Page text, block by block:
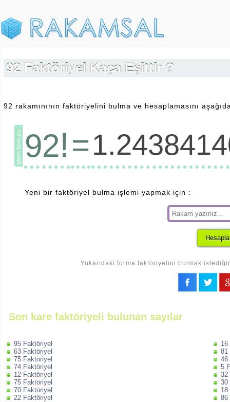
92 Faktöriyel Kaça Eşittir ?
92 rakamınının faktöriyelini bulma ve hesaplamasını
92!=
Yeni bir faktöriyel bulma işlemi yapmak için :
Yukarıdaki forma faktöriyelini bulmak
Son kare faktöriyeli bulunan sayılar
95 Faktöriyel
63 Faktöriyel
75 Faktöriyel
74 Faktöriyel
12 Faktöriyel
75 Faktöriyel
70 Faktöriyel
22 Faktöriyel
16
81
46
5
32
30
18
86